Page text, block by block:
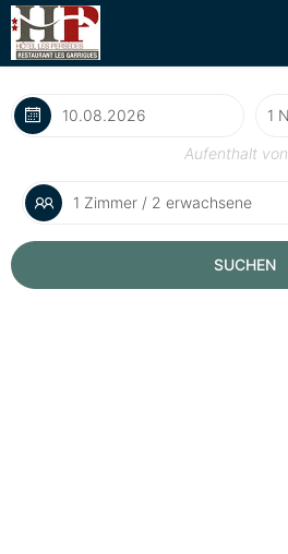
Aufenthalt von
1 Zimmer / 2 erwachsene